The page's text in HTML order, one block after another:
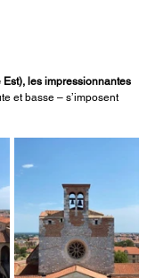
Est), les impressionnantes
et basse – s’imposent